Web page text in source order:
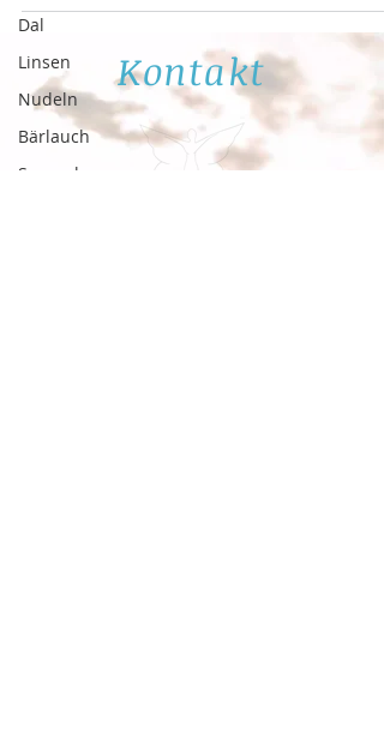
Dal
Linsen
Nudeln
Bärlauch
Spargel
Kontakt